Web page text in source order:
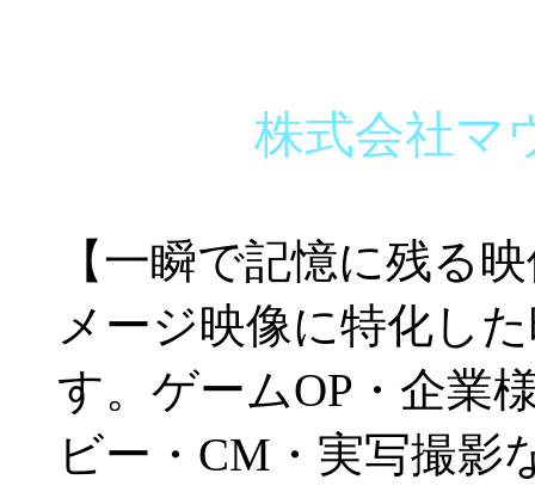
株式会社マ
【一瞬で記憶に残る
メージ映像に特化し
す。ゲームOP・企業
ビー・CM・実写撮影